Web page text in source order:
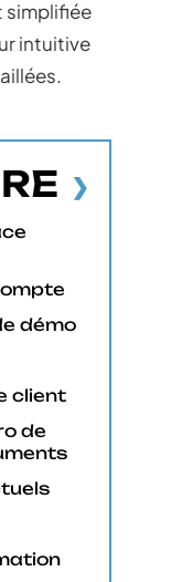
simplifiée
intuitive
démo
client
de